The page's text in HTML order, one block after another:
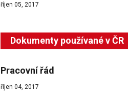
říjen 05, 2017
Dokumenty používané v ČR
Pracovní řád
říjen 04, 2017